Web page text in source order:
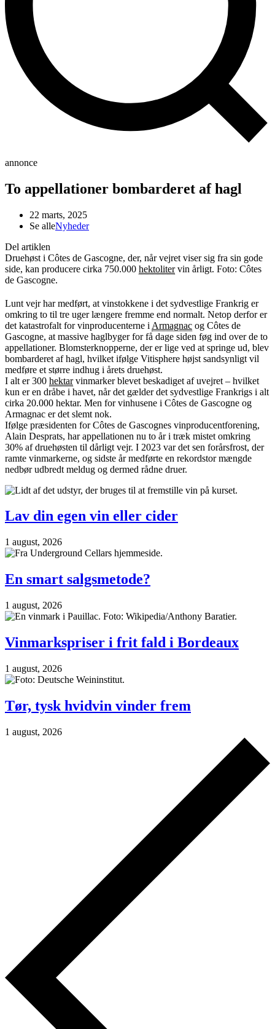
annonce
To appellationer bombarderet af hagl
22 marts, 2025
Se alleNyheder
Del artiklen
Druehøst i Côtes de Gascogne, der, når vejret viser sig fra sin gode
side, kan producere cirka 750.000 hektolitervin årligt. Foto: Côtes
de Gascogne.
Lunt vejr har medført, at vinstokkene i det sydvestlige Frankrig er
omkring to til tre uger længere fremme end normalt. Netop derfor er
det katastrofalt for vinproducenterne i Armagnac og Côtes de
Gascogne, at massive haglbyger for få dage siden føg ind over de to
appellationer. Blomsterknopperne, der er lige ved at springe ud, blev
bombarderet af hagl, hvilket ifølge Vitisphere højst sandsynligt vil
medføre et større indhug i årets druehøst.
I alt er 300 hektarvinmarker blevet beskadiget af uvejret – hvilket
kun er en dråbe i havet, når det gælder det sydvestlige Frankrigs i alt
cirka 20.000 hektar. Men for vinhusene i Côtes de Gascogne og
Armagnac er det slemt nok.
Ifølge præsidenten for Côtes de Gascognes vinproducentforening,
Alain Desprats, har appellationen nu to år i træk mistet omkring
30% af druehøsten til dårligt vejr. I 2023 var det sen forårsfrost, der
ramte vinmarkerne, og sidste år medførte en rekordstor mængde
nedbør udbredt meldug og dermed rådne druer.
Lav din egen vin eller cider
1 august, 2026
En smart salgsmetode?
1 august, 2026
Vinmarkspriser i frit fald i Bordeaux
1 august, 2026
Tør, tysk hvidvin vinder frem
1 august, 2026